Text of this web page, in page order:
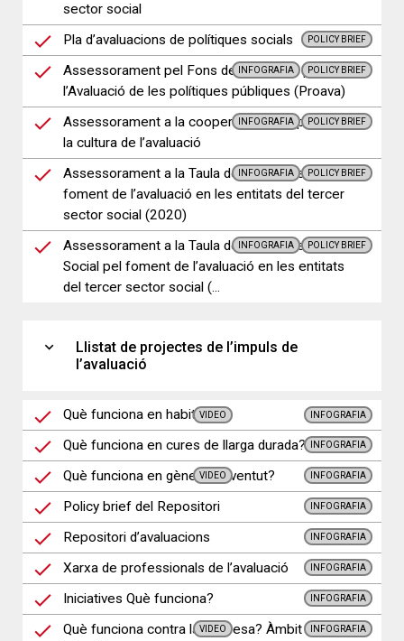
sector social
Pla d’avaluacions de polítiques socials POLICY BRIEF
Assessorament pel Fons de Promoció per a
l’Avaluació de les polítiques públiques (Proava)
INFOGRAFIA POLICY BRIEF
Assessorament a la cooperació per a promoure
la cultura de l’avaluació
INFOGRAFIA POLICY BRIEF
Assessorament a la Taula del Tercer Sector pel
foment de l’avaluació en les entitats del tercer
sector social (2020)
INFOGRAFIA POLICY BRIEF
Assessorament a la Taula del Tercer Sector
Social pel foment de l’avaluació en les entitats
del tercer sector social (...
INFOGRAFIA POLICY BRIEF
expand_more
Llistat de projectes de l’impuls de
l’avaluació
Què funciona en habitatge?
VIDEO INFOGRAFIA
Què funciona en cures de llarga durada? INFOGRAFIA
Què funciona en gènere i joventut?
VIDEO INFOGRAFIA
Policy brief del Repositori INFOGRAFIA
Repositori d’avaluacions INFOGRAFIA
Xarxa de professionals de l’avaluació INFOGRAFIA
Iniciatives Què funciona? INFOGRAFIA
Què funciona contra la Pobresa? Àmbit Pobresa
VIDEO INFOGRAFIA